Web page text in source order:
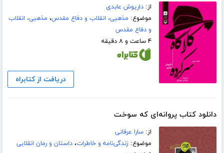
از:داریوش عابدی
موضوع: مذهبی، انقلاب و دفاع مقدس، مذهبی، انقلاب
و دفاع مقدس
۴ ساعت و ۸ دقیقه
دریافت از کتابراه
دانلود کتاب پروانه‌ای که سوخت
از:سارا عرفانی
موضوع:زندگی‌نامه و خاطرات،داستان و رمان انقلابی